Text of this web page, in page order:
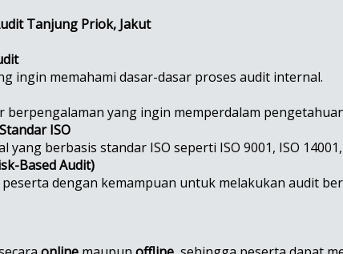
Tanjung Priok, Jakut
ingin memahami dasar-dasar proses audit internal.
yang ingin memperdalam
ISO
yang berbasis standar ISO seperti ISO 9001, ISO
Based Audit)
dengan kemampuan untuk melakukan audit